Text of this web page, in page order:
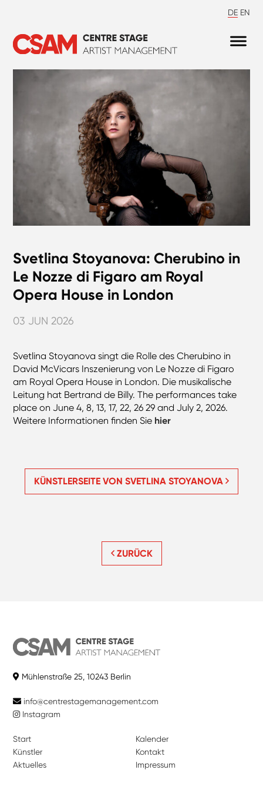
DE EN
Svetlina Stoyanova: Cherubino in
Le Nozze di Figaro am Royal
Opera House in London
03 JUN 2026
Svetlina Stoyanova singt die Rolle des Cherubino in
David McVicars Inszenierung von Le Nozze di Figaro
am Royal Opera House in London. Die musikalische
Leitung hat Bertrand de Billy. The performances take
place on June 4, 8, 13, 17, 22, 26 29 and July 2, 2026.
Weitere Informationen finden Sie hier
KÜNSTLERSEITE VON SVETLINA STOYANOVA
ZURÜCK
Mühlenstraße 25, 10243 Berlin
info@centrestagemanagement.com
Instagram
Start
Künstler
Aktuelles
Kalender
Kontakt
Impressum